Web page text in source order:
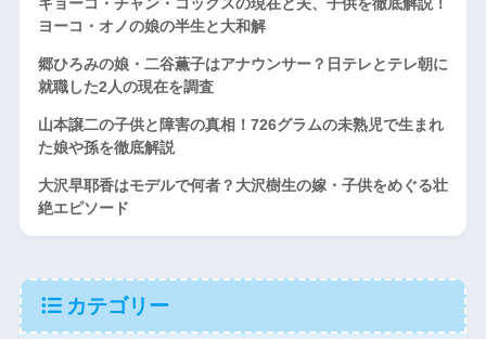
ヨーコ・オノの娘の半生と大和解
郷ひろみの娘・二谷薫子はアナウンサー？日テレとテレ朝に
就職した2人の現在を調査
山本譲二の子供と障害の真相！726グラムの未熟児で生まれ
た娘や孫を徹底解説
大沢早耶香はモデルで何者？大沢樹生の嫁・子供をめぐる壮
絶エピソード
カテゴリー